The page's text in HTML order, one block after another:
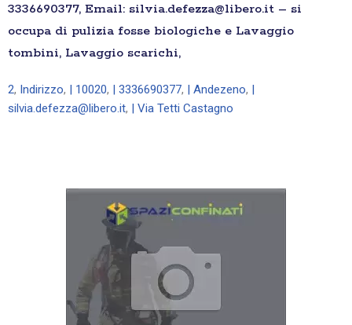
3336690377, Email: silvia.defezza@libero.it – si
occupa di pulizia fosse biologiche e Lavaggio
tombini, Lavaggio scarichi,
2, Indirizzo, | 10020, | 3336690377, | Andezeno,
silvia.defezza@libero.it, | Via Tetti Castagno